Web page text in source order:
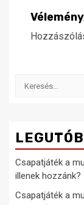
Keresés:
Csapatjáték a
illenek hozzánk?
Csapatjáték a